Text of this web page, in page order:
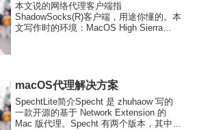
本文说的网络代理客户端指
ShadowSocks(R)客户端，用途你懂的。本
文写作时的环境：MacOS High Sierra
macOS代理解决方案
SpechtLite简介Specht 是 zhuhaow 写的
一款开源的基于 Network Extension 的
Mac 版代理。Specht 有两个版本，其中